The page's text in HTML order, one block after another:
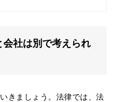
社は別で考えられ
きましょう。法律では、法